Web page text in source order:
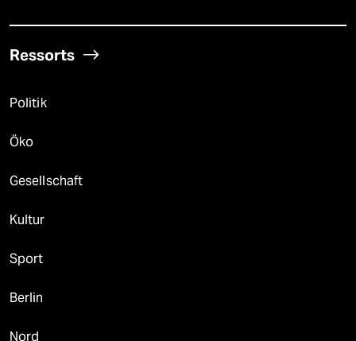
Ressorts
Politik
Öko
Gesellschaft
Kultur
Sport
Berlin
Nord